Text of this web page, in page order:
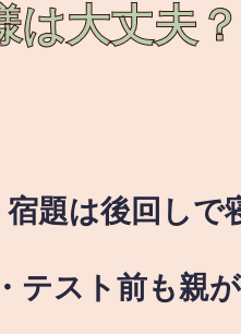
は大丈夫？
宿題は後回し
・テスト前も親